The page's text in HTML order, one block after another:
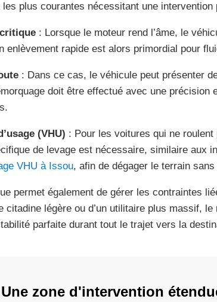
plus courantes nécessitant une intervention
: Lorsque le moteur rend l’âme, le
enlèvement rapide est alors primordial pour
: Dans ce cas, le véhicule peut présenter
doit être effectué avec une précision
(VHU) : Pour les voitures qui ne
de levage est nécessaire, similaire aux
VHU à Issou, afin de dégager le terrain
permet également de gérer les contraintes
citadine légère ou d’un utilitaire plus massif,
parfaite durant tout le trajet vers la
Une zone d'intervention